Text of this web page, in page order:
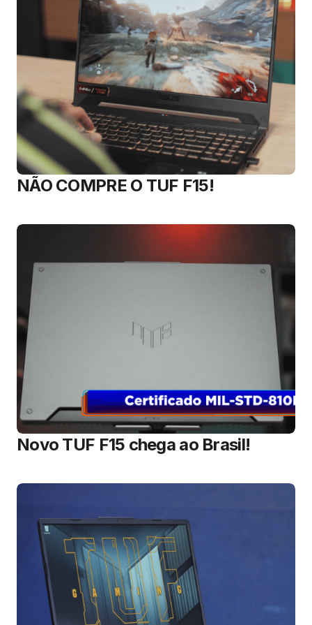
NÃO COMPRE O TUF F15!
Novo TUF F15 chega ao Brasil!